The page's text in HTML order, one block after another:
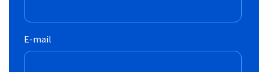
E-mail